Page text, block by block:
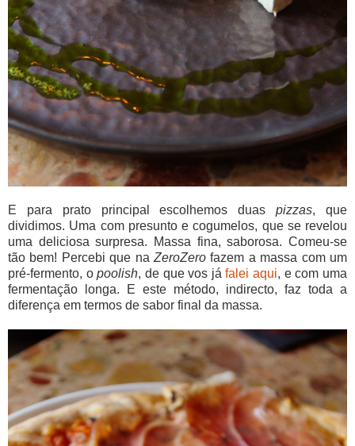
E para prato principal escolhemos duaspizzas, que
dividimos. Uma com presunto e cogumelos, que se revelou
uma deliciosa surpresa. Massa fina, saborosa. Comeu-se
tão bem! Percebi que na ZeroZero fazem a massa com um
pré-fermento, opoolish, de que vos jáfalei aqui, e com uma
fermentação longa. E este método, indirecto, faz toda a
diferença em termos de sabor final da massa.